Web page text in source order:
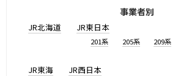
事業者別
JR北海道 JR東日本
201系 205系 209系
JR東海 JR西日本